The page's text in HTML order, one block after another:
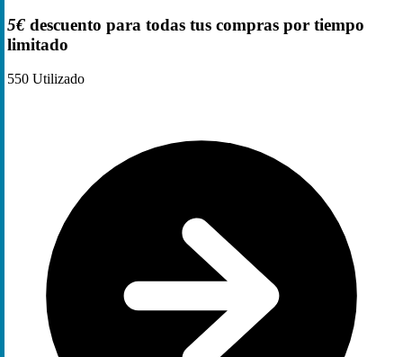
5€ descuento para todas tus compras por tiempo
limitado
550 Utilizado